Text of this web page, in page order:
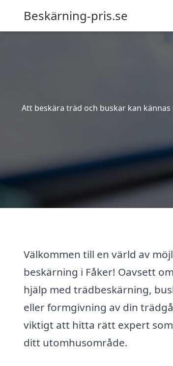
Beskärning-pris.se
Att beskära träd och buskar kan
Välkommen till en värld av
beskärning i Fåker! Oavsett
hjälp med trädbeskärning,
eller formgivning av din
viktigt att hitta rätt expert
ditt utomhusområde.